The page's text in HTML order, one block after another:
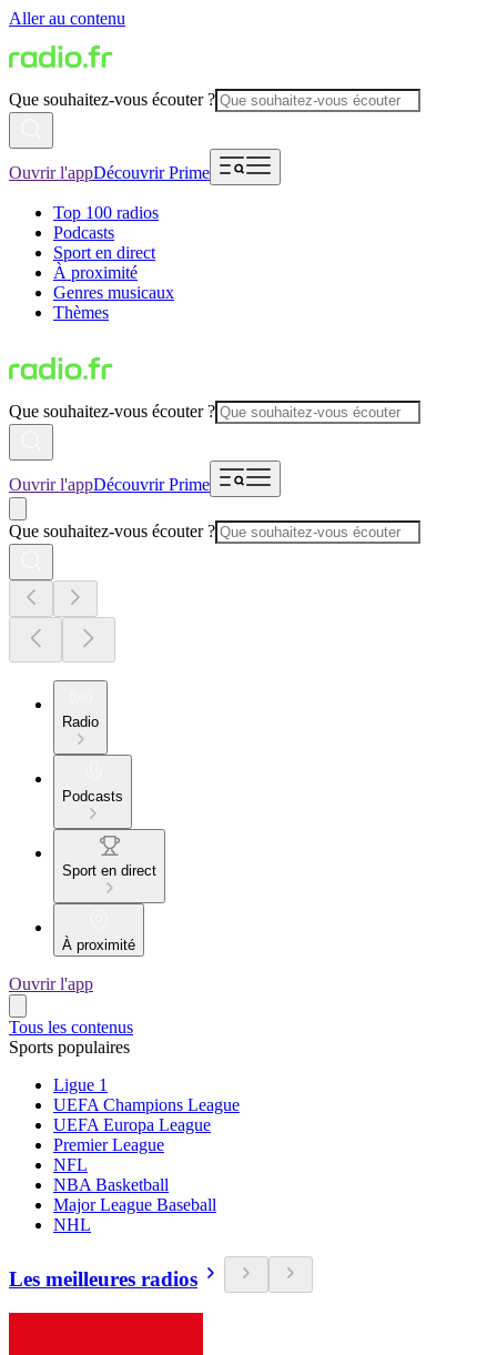
Aller au contenu
Que souhaitez-vous écouter ?
Ouvrir l'appDécouvrir Prime
Top 100 radios
Podcasts
Sport en direct
À proximité
Genres musicaux
Thèmes
Que souhaitez-vous écouter ?
Ouvrir l'appDécouvrir Prime
Que souhaitez-vous écouter ?
Radio
Podcasts
Sport en direct
À proximité
Ouvrir l'app
Tous les contenus
Sports populaires
Ligue 1
UEFA Champions League
UEFA Europa League
Premier League
NFL
NBA Basketball
Major League Baseball
NHL
Les meilleures radios